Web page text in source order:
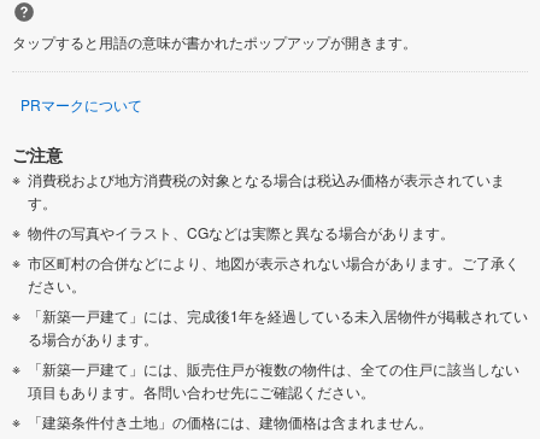
タップすると用語の意味が書かれたポップアップが開きます。
PRマークについて
ご注意
消費税および地方消費税の対象となる場合は税込み価格が表示されていま
す。
物件の写真やイラスト、CGなどは実際と異なる場合があります。
市区町村の合併などにより、地図が表示されない場合があります。ご了承く
ださい。
「新築一戸建て」には、完成後1年を経過している未入居物件が掲載されてい
る場合があります。
「新築一戸建て」には、販売住戸が複数の物件は、全ての住戸に該当しない
項目もあります。各問い合わせ先にご確認ください。
「建築条件付き土地」の価格には、建物価格は含まれません。